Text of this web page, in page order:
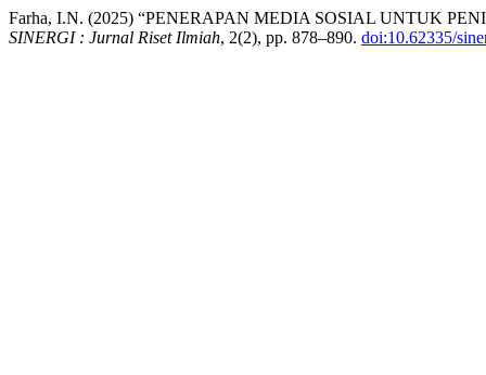
Farha, I.N. (2025) “PENERAPAN MEDIA SOSIAL UNTUK
SINERGI : Jurnal Riset Ilmiah, 2(2), pp. 878–890. doi:10.62335/